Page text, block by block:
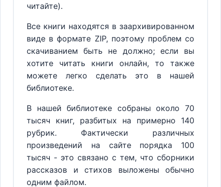
читайте).
Все книги находятся в заархивированном
виде в формате ZIP, поэтому проблем со
скачиванием быть не должно; если вы
хотите читать книги онлайн, то также
можете легко сделать это в нашей
библиотеке.
В нашей библиотеке собраны около 70
тысяч книг, разбитых на примерно 140
рубрик. Фактически различных
произведений на сайте порядка 100
тысяч - это связано с тем, что сборники
рассказов и стихов выложены обычно
одним файлом.